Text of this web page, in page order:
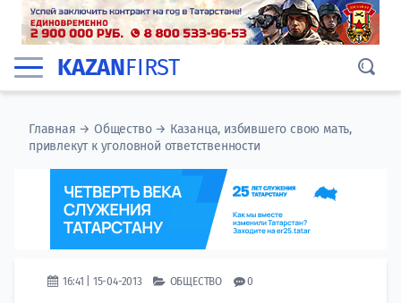
KAZANFIRST
Главная →Общество→ Казанца, избившего свою мать,
привлекут к уголовной ответственности
16:41 | 15-04-2013 ОБЩЕСТВО 0